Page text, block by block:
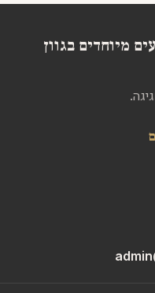
מיוחדים בגוון